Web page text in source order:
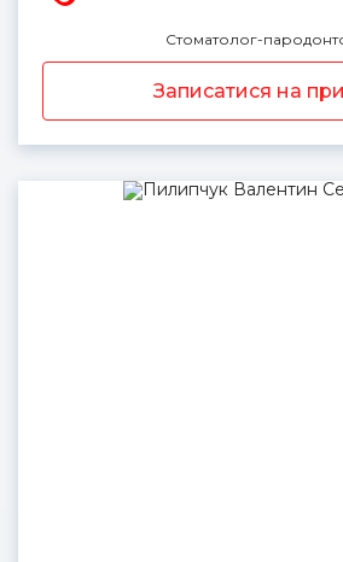
Стоматолог-
Записатися на